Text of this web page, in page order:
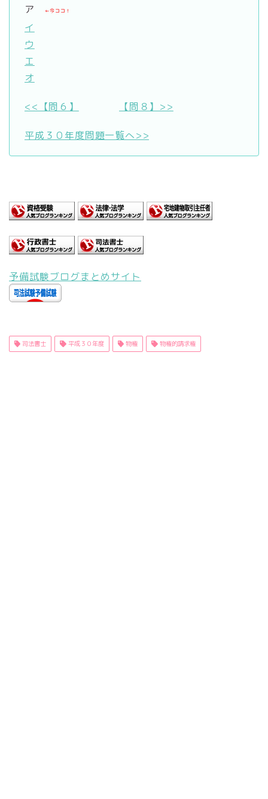
ア
←今ココ！
イ
ウ
エ
オ
<<【問６】 【問８】>>
平成３０年度問題一覧へ>>
予備試験ブログまとめサイト
司法書士 平成３０年度 物権 物権的請求権